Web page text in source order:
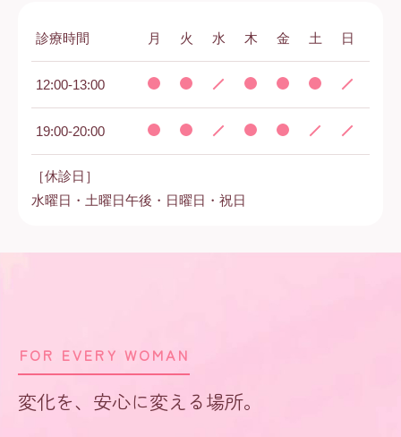
診療時間 月 火 水 木 金 土 日
12:00-13:00
19:00-20:00
［休診日］
水曜日・土曜日午後・日曜日・祝日
FOR EVERY WOMAN
変化を、安心に変える場所。